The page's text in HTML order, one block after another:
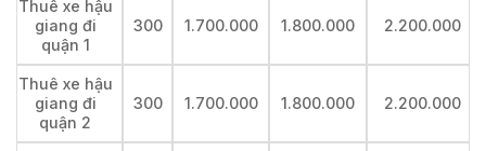
Thuê xe hậu
giang đi
quận 1
300 1.700.000 1.800.000 2.200.000
Thuê xe hậu
giang đi
quận 2
300 1.700.000 1.800.000 2.200.000